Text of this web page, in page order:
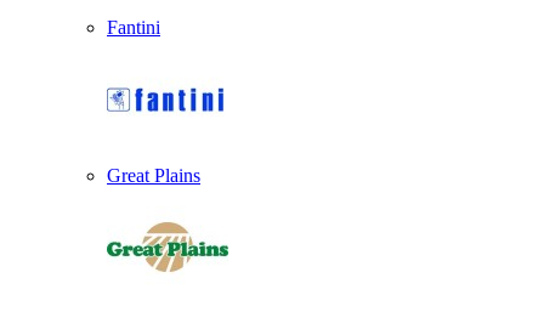
Fantini
Great Plains